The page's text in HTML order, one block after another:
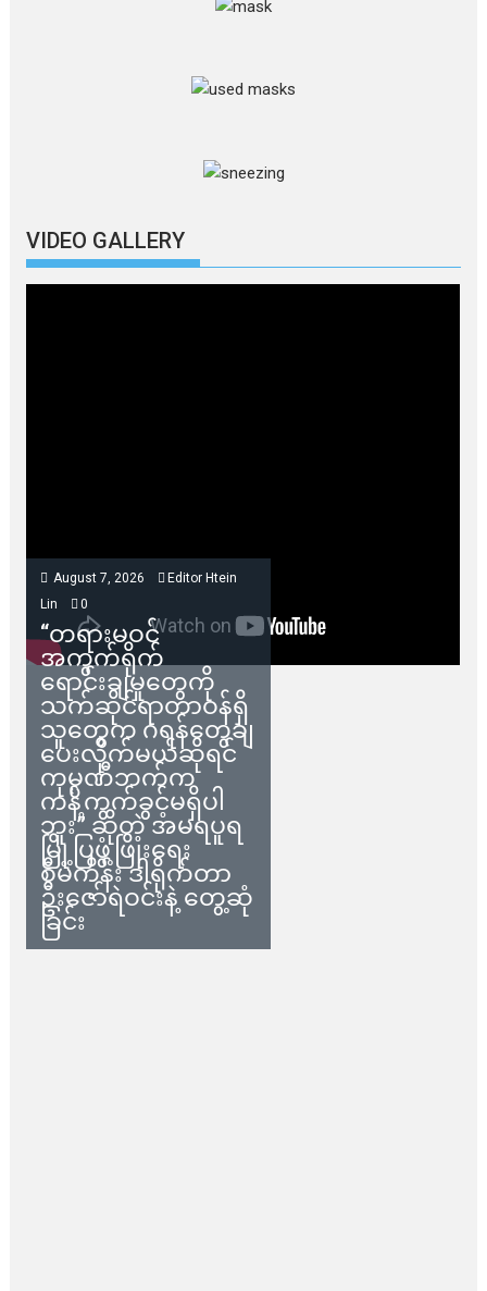
VIDEO GALLERY
August 7, 2026
Editor Htein
Lin
0
“တရားမဝင်
အကွက်ရိုက်
ရောင်းချမှုတွေကို
သက်ဆိုင်ရာတာဝန်ရှိ
သူတွေက ဂရန်တွေချ
ပေးလိုက်မယ်ဆိုရင်
ကုမ္ပဏီဘက်က
ကန့်ကွက်ခွင့်မရှိပါ
ဘူး” ဆိုတဲ့ အမရပူရ
မြို့ပြဖွံ့ဖြိုးရေး
စီမံကိန်း ဒါရိုက်တာ
ဦးဇော်ရဲဝင်းနဲ့ တွေ့ဆုံ
ခြင်း